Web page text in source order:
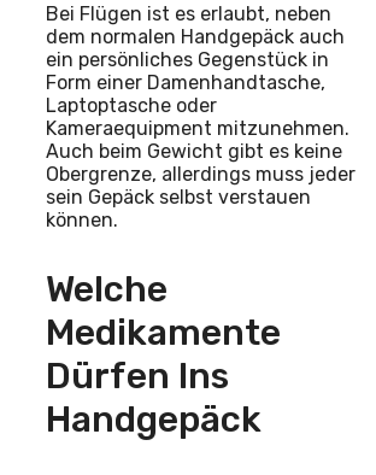
Bei Flügen ist es erlaubt, neben
dem normalen Handgepäck auch
ein persönliches Gegenstück in
Form einer Damenhandtasche,
Laptoptasche oder
Kameraequipment mitzunehmen.
Auch beim Gewicht gibt es keine
Obergrenze, allerdings muss jeder
sein Gepäck selbst verstauen
können.
Welche
Medikamente
Dürfen Ins
Handgepäck